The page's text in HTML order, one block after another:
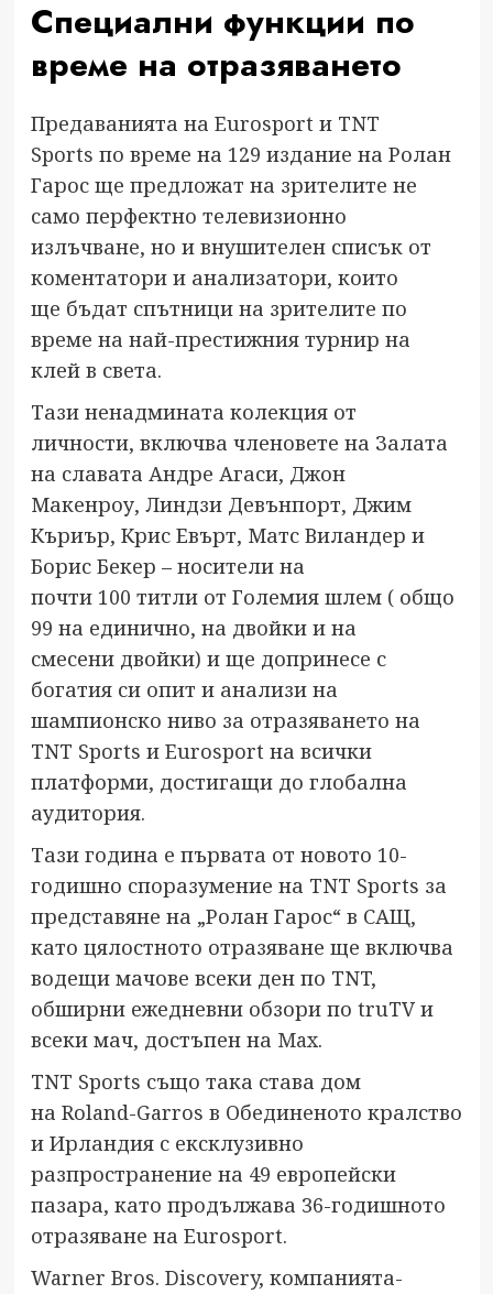
Специални функции по
време на отразяването
Предаванията на Eurosport и TNT
Sports по време на 129 издание на Ролан
Гарос ще предложат на зрителите не
само перфектно телевизионно
излъчване, но и внушителен списък от
коментатори и анализатори, които
ще бъдат спътници на зрителите по
време на най-престижния турнир на
клей в света.
Тази ненадмината колекция от
личности, включва членовете на Залата
на славата Андре Агаси, Джон
Макенроу, Линдзи Девънпорт, Джим
Къриър, Крис Евърт, Матс Виландер и
Борис Бекер – носители на
почти 100 титли от Големия шлем ( общо
99 на единично, на двойки и на
смесени двойки) и ще допринесе с
богатия си опит и анализи на
шампионско ниво за отразяването на
TNT Sports и Eurosport на всички
платформи, достигащи до глобална
аудитория.
Тази година е първата от новото 10-
годишно споразумение на TNT Sports за
представяне на „Ролан Гарос“ в САЩ,
като цялостното отразяване ще включва
водещи мачове всеки ден по TNT,
обширни ежедневни обзори по truTV и
всеки мач, достъпен на Max.
TNT Sports също така става дом
на Roland-Garros в Обединеното кралство
и Ирландия с ексклузивно
разпространение на 49 европейски
пазара, като продължава 36-годишното
отразяване на Eurosport.
Warner Bros. Discovery, компанията-